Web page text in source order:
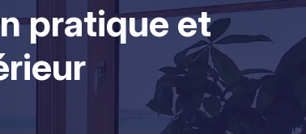
pratique et